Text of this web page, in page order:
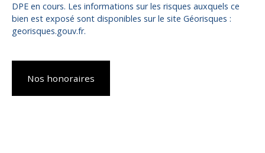
DPE en cours. Les informations sur les risques auxquels ce
bien est exposé sont disponibles sur le site Géorisques :
georisques.gouv.fr.
Nos honoraires